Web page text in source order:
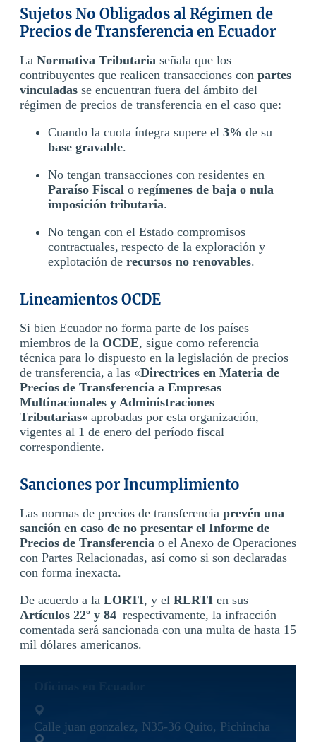
Sujetos No Obligados al Régimen de
Precios de Transferencia en Ecuador
La Normativa Tributaria señala que los
contribuyentes que realicen transacciones con partes
vinculadas se encuentran fuera del ámbito del
régimen de precios de transferencia en el caso que:
Cuando la cuota íntegra supere el 3% de su
base gravable.
No tengan transacciones con residentes en
Paraíso Fiscal o regímenes de baja o nula
imposición tributaria.
No tengan con el Estado compromisos
contractuales, respecto de la exploración y
explotación de recursos no renovables.
Lineamientos OCDE
Si bien Ecuador no forma parte de los países
miembros de la OCDE, sigue como referencia
técnica para lo dispuesto en la legislación de precios
de transferencia, a las «Directrices en Materia de
Precios de Transferencia a Empresas
Multinacionales y Administraciones
Tributarias« aprobadas por esta organización,
vigentes al 1 de enero del período fiscal
correspondiente.
Sanciones por Incumplimiento
Las normas de precios de transferencia prevén una
sanción en caso de no presentar el Informe de
Precios de Transferencia o el Anexo de Operaciones
con Partes Relacionadas, así como si son declaradas
con forma inexacta.
De acuerdo a la LORTI, y el RLRTI en sus
Artículos 22º y 84 respectivamente, la infracción
comentada será sancionada con una multa de hasta 15
mil dólares americanos.
Calle juan gonzalez, N35-36 Quito, Pichincha